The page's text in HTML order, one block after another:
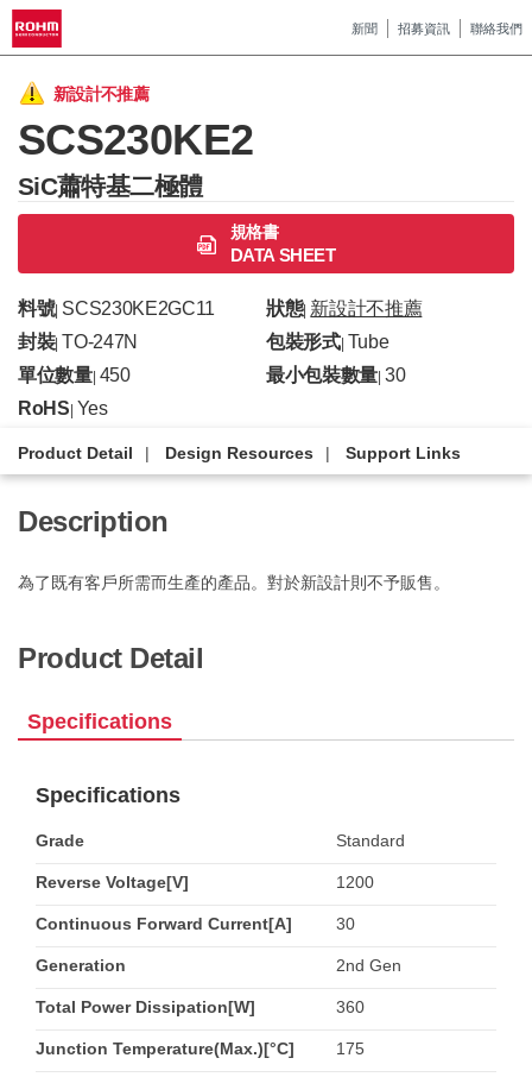
新聞 招募資訊 聯絡我們
新設計不推薦
SCS230KE2
SiC蕭特基二極體
規格書
DATA SHEET
料號| SCS230KE2GC11 狀態| 新設計不推薦
封裝| TO-247N 包裝形式| Tube
單位數量| 450 最小包裝數量 |30
RoHS Yes
Product Detail Design Resources Support Links
Description
為了既有客戶所需而生產的產品。對於新設計則不予販售。
Product Detail
Specifications
Specifications
Grade Standard
Reverse Voltage[V] 1200
Continuous Forward Current[A] 30
Generation 2nd Gen
Total Power Dissipation[W] 360
Junction Temperature(Max.)[°C] 175